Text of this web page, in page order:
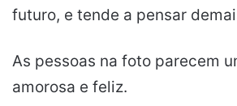
futuro, e tende a pensar
As pessoas na foto parecem
amorosa e feliz.